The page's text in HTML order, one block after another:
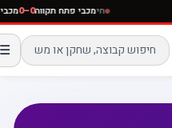
חימכבי פתח תקווה0–0
☰